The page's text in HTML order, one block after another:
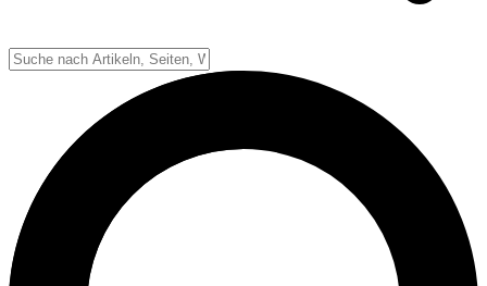
Punkte & Scoring
Strafen & Fouls
Schiedsrichter
Football Lexikon